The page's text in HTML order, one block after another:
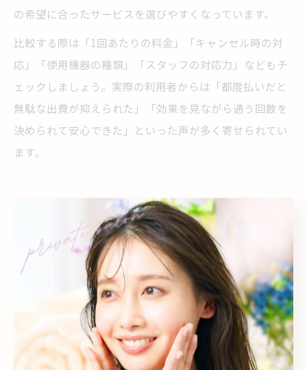
の希望に合ったサービスを選びやすくなっています。
比較する際は「1回あたりの料金」「キャンセル時の対
応」「使用機器の種類」「スタッフの対応力」などもチ
ェックしましょう。実際の利用者からは「都度払いだと
無駄な出費が抑えられた」「効果を見ながら通う回数を
決められて安心できた」といった声が多く寄せられてい
ます。
柔軟な都度払い脱毛のメリット徹底
解説
都度払い脱毛ならではの柔軟性とは何か
都度払い脱毛の最大の特徴は、利用者自身のライフスタ
イルや予算、スケジュールに合わせて柔軟に通える点で
す。